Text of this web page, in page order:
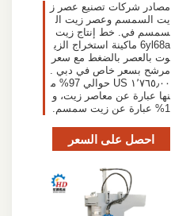
مصادر شركات تصنيع عصر ز
يت السمسم وعصر زيت ال
سمسم في. خط إنتاج زيت
6yl68a ماكينة استخراج الزي
وت بالعصر بالضغط مع سعر
مرشح بسعر خاص في دبي .
١٬٧٦٥٫٠٠ US حوالي 97% م
نها عبارة عن معاصر زيت، و
1% عبارة عن زيت سمسم.
احصل على السعر